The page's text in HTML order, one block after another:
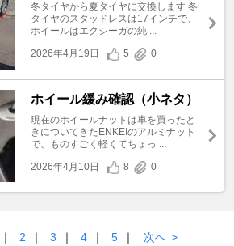
冬タイヤから夏タイヤに交換します 冬
タイヤのスタッドレスは17インチで、
ホイールはエクシーガの純 ...
2026年4月19日
5 0
ホイール緩み確認（小ネタ）
現在のホイールナットは車を買ったと
きについてきたENKEIのアルミナット
で、ものすごく軽くてちょっ ...
2026年4月10日
8 0
｜ 2 ｜ 3 ｜ 4 ｜ 5 ｜ 次へ >